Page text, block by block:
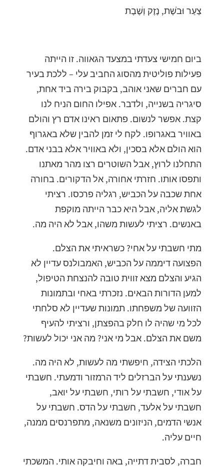
צַעַר וּבֹשֶׁת, נֶזֶק וְשֶׁבֶת
ביום חמישי צעדתי במצעד הגאווה. זו הייתה
פעילות פוליטית מהסוג החביב עלי – ללכת בעיר
עם חברים שאני אוהב, בקבוק בירה ביד אחת,
סיגריה בשנייה, ולדבר. אפילו החום הניח לנו
קצת. אפשר לנשום. פתאום ראינו אדם רץ והולם
באוויר באגרופו. לקח לי זמן להבין שלא באגרוף
הוא הולם אלא בסכין, ולא באוויר אלא בבני אדם.
התחלנו לרוץ, אבל השוטרים רצו מהר מאתנו
ותפסו אותו. חזרתי אחורה, אל הדקורים. בחורה
אחת שכבה על הכביש, רגליה פרכסו. רציתי
לגשת אליה, אבל היא כבר הייתה מוקפת
באנשים. רציתי לעשות משהו, אבל לא היה מה.
מתי חשבתי על אחי? כשראיתי את הצלם.
הפצועה דיממה על הכביש, האמבולנס עדיין לא
הגיע והצלם מצא זווית טובה להנצחת הטיפול,
למען הדורות הבאים. נזכרתי באחי ובתמונות
הזוועה של משפחתו. תמונות שעדיין לא סלחתי
לכל מי שהיה לו חלק בהפצתן, ורציתי להעיף
משם את הצלם. אבל מי אני? מה אני יכול לעשות?
הלכתי הצידה, חיפשתי מה לעשות, לא היה מה.
נשענתי על הברזלים ליד הרמזור ודמעתי. חשבתי
על אודי, חשבתי על רותי, חשבתי על יואב,
חשבתי על אלעד, חשבתי על הדס. חשבתי על
אנשי הדמים, הניזונים משנאה, מתפרנסים ממנה,
חיים עליה.
חברה, לסבית דתייה, באה וחיבקה אותי. המשכתי